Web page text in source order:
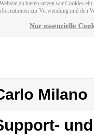
zu bieten setzen wir Cookies
zur Verwendung und den
Nur essenzielle
Milano